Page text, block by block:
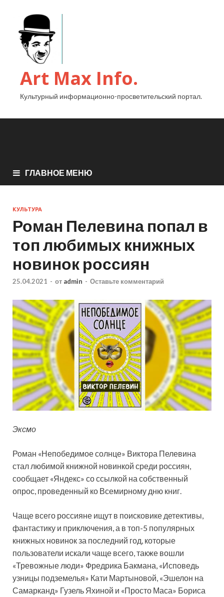
Art Max Info.
Культурный информационно-просветительский портал.
ГЛАВНОЕ МЕНЮ
КУЛЬТУРА
Роман Пелевина попал в
топ любимых книжных
новинок россиян
25.04.2021 - от admin - Оставьте комментарий
Эксмо
Роман «Непобедимое солнце» Виктора Пелевина
стал любимой книжной новинкой среди россиян,
сообщает «Яндекс» со ссылкой на собственный
опрос, проведенный ко Всемирному дню книг.
Чаще всего россияне ищут в поисковике детективы,
фантастику и приключения, а в топ-5 популярных
книжных новинок за последний год, которые
пользователи искали чаще всего, также вошли
«Тревожные люди» Фредрика Бакмана, «Исповедь
узницы подземелья» Кати Мартыновой, «Эшелон на
Самарканд» Гузель Яхиной и «Просто Маса» Бориса